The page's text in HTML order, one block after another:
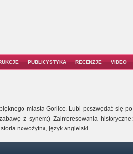
PUBLICYSTYKA RECENZJE VIDEO
miasta Gorlice. Lubi poszwędać się po
z synem:) Zainteresowania historyczne:
nowożytna, język angielski.